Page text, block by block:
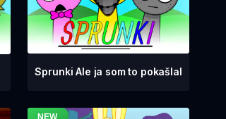
Sprunki Ale ja som to pokašlal